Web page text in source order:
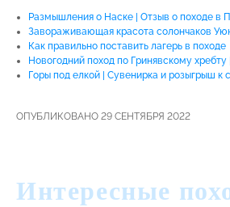
Размышления о Наске | Отзыв о походе в
Завораживающая красота солончаков
Как правильно поставить лагерь в походе
Новогодний поход по Гринявскому хребту
Горы под елкой | Сувенирка и розыгрыш к
ОПУБЛИКОВАНО 29 СЕНТЯБРЯ 2022
Интересные